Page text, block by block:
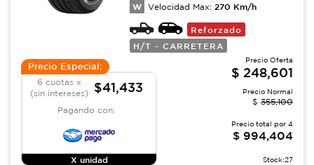
W Velocidad Max: 270 Km/h
Reforzado
H/T - CARRETERA
Precio Especial:
6 cuotas x
(sin intereses)
$41,433
Pagando con:
X unidad
Precio Oferta
$ 248,601
Precio Normal
$ 355,100
Precio total por 4
$ 994,404
Stock:27